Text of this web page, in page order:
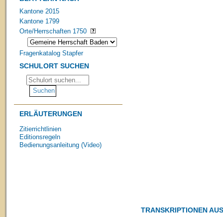
Kantone 2015
Kantone 1799
Orte/Herrschaften 1750
Fragenkatalog Stapfer
SCHULORT SUCHEN
ERLÄUTERUNGEN
Zitierrichtlinien
Editionsregeln
Bedienungsanleitung (Video)
TRANSKRIPTIONEN